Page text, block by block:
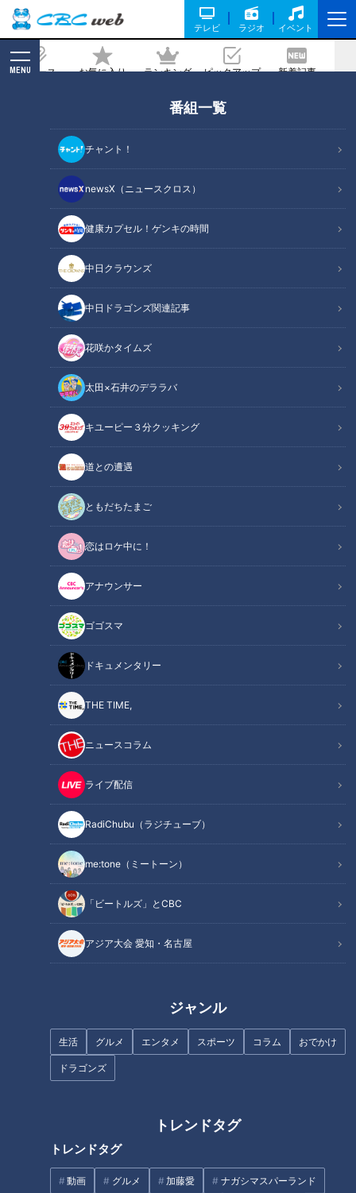
テレビ ラジオ イベント
ニュース お気に入り ランキング ピックアップ 新着記事
MENU
番組一覧
チャント！
newsX（ニュースクロス）
健康カプセル！ゲンキの時間
中日クラウンズ
中日ドラゴンズ関連記事
花咲かタイムズ
太田×石井のデララバ
キユーピー３分クッキング
道との遭遇
ともだちたまご
恋はロケ中に！
アナウンサー
ゴゴスマ
ドキュメンタリー
THE TIME,
ニュースコラム
ライブ配信
RadiChubu（ラジチューブ）
me:tone（ミートーン）
「ビートルズ」とCBC
アジア大会 愛知・名古屋
ジャンル
生活 グルメ エンタメ スポーツ コラム おでかけ
ドラゴンズ
トレンドタグ
トレンドタグ
動画 グルメ 加藤愛 ナガシマスパーランド
アナ #みてちょてれび #SBS #反省会 #
アナウンサー
2026/05/15 17:46
アナウンサー
アナウンサーYouTube企画
柳沢アナのここがオススメ地元情報とか見てみたい。
【本編動画はこちら】
今回は久しぶりの反省会(借)です！いつものメンバー、柳沢ア
ナ・榊原アナ、夏目アナ、永岡アナで最近あった事を振り返っ
ていきます。楽しい思い出いっぱいのSBSコラボの話をメイン
に反省会？実はあのロケの裏ではいろんなことが起きていまし
た(笑)その他にも春祭りの振り返りや、次のコラボはどこと？
などなどトークしていきます！
■チャンネル登録・コメント＆グッドボタンもよろしくお願い
します！■
------------------------------------------------------------
-----------
【動画もみてちょ】
https://youtu.be/rVbY5XZf2c8
https://youtu.be/-NvQ6cpkIkY
https://youtu.be/3dWphrzo_jc
【再生リストもみてちょ】
https://www.youtube.com/playlist?
list=PLOn6VYLd8F5dFHzx_ZQ4np-LCf1P5GZKj
https://www.youtube.com/playlist?
list=PLOn6VYLd8F5fBGV51lso1ywzO1vVcRxQX
------------------------------------------------------------
-----------
#みてちょてれび #CBC #反省会 #柳沢アナ #榊原アナ #夏目ア
ナ #永岡アナ
【関連リンク】